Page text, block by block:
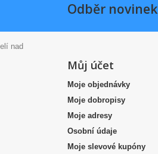
nad
Odběr novinek
Můj účet
Moje objednávky
Moje dobropisy
Moje adresy
Osobní údaje
Moje slevové kupóny